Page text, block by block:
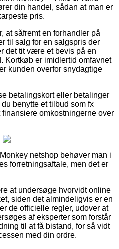
din handel, sådan at man er
pris.
at såfremt en forhandler på
til salg for en salgspris der
det tit være et bevis på en
Kortkøb er imidlertid omfavnet
kunden overfor snydagtige
betalingskort eller betalinger
benytte et tilbud som fx
omkostningerne over
netshop behøver man i
forretningsaftale, men det er
at undersøge hvorvidt online
siden det almindeligvis er en
de officielle regler, udover at
af eksperter som forstår
til at få bistand, for så vidt
med din ordre.